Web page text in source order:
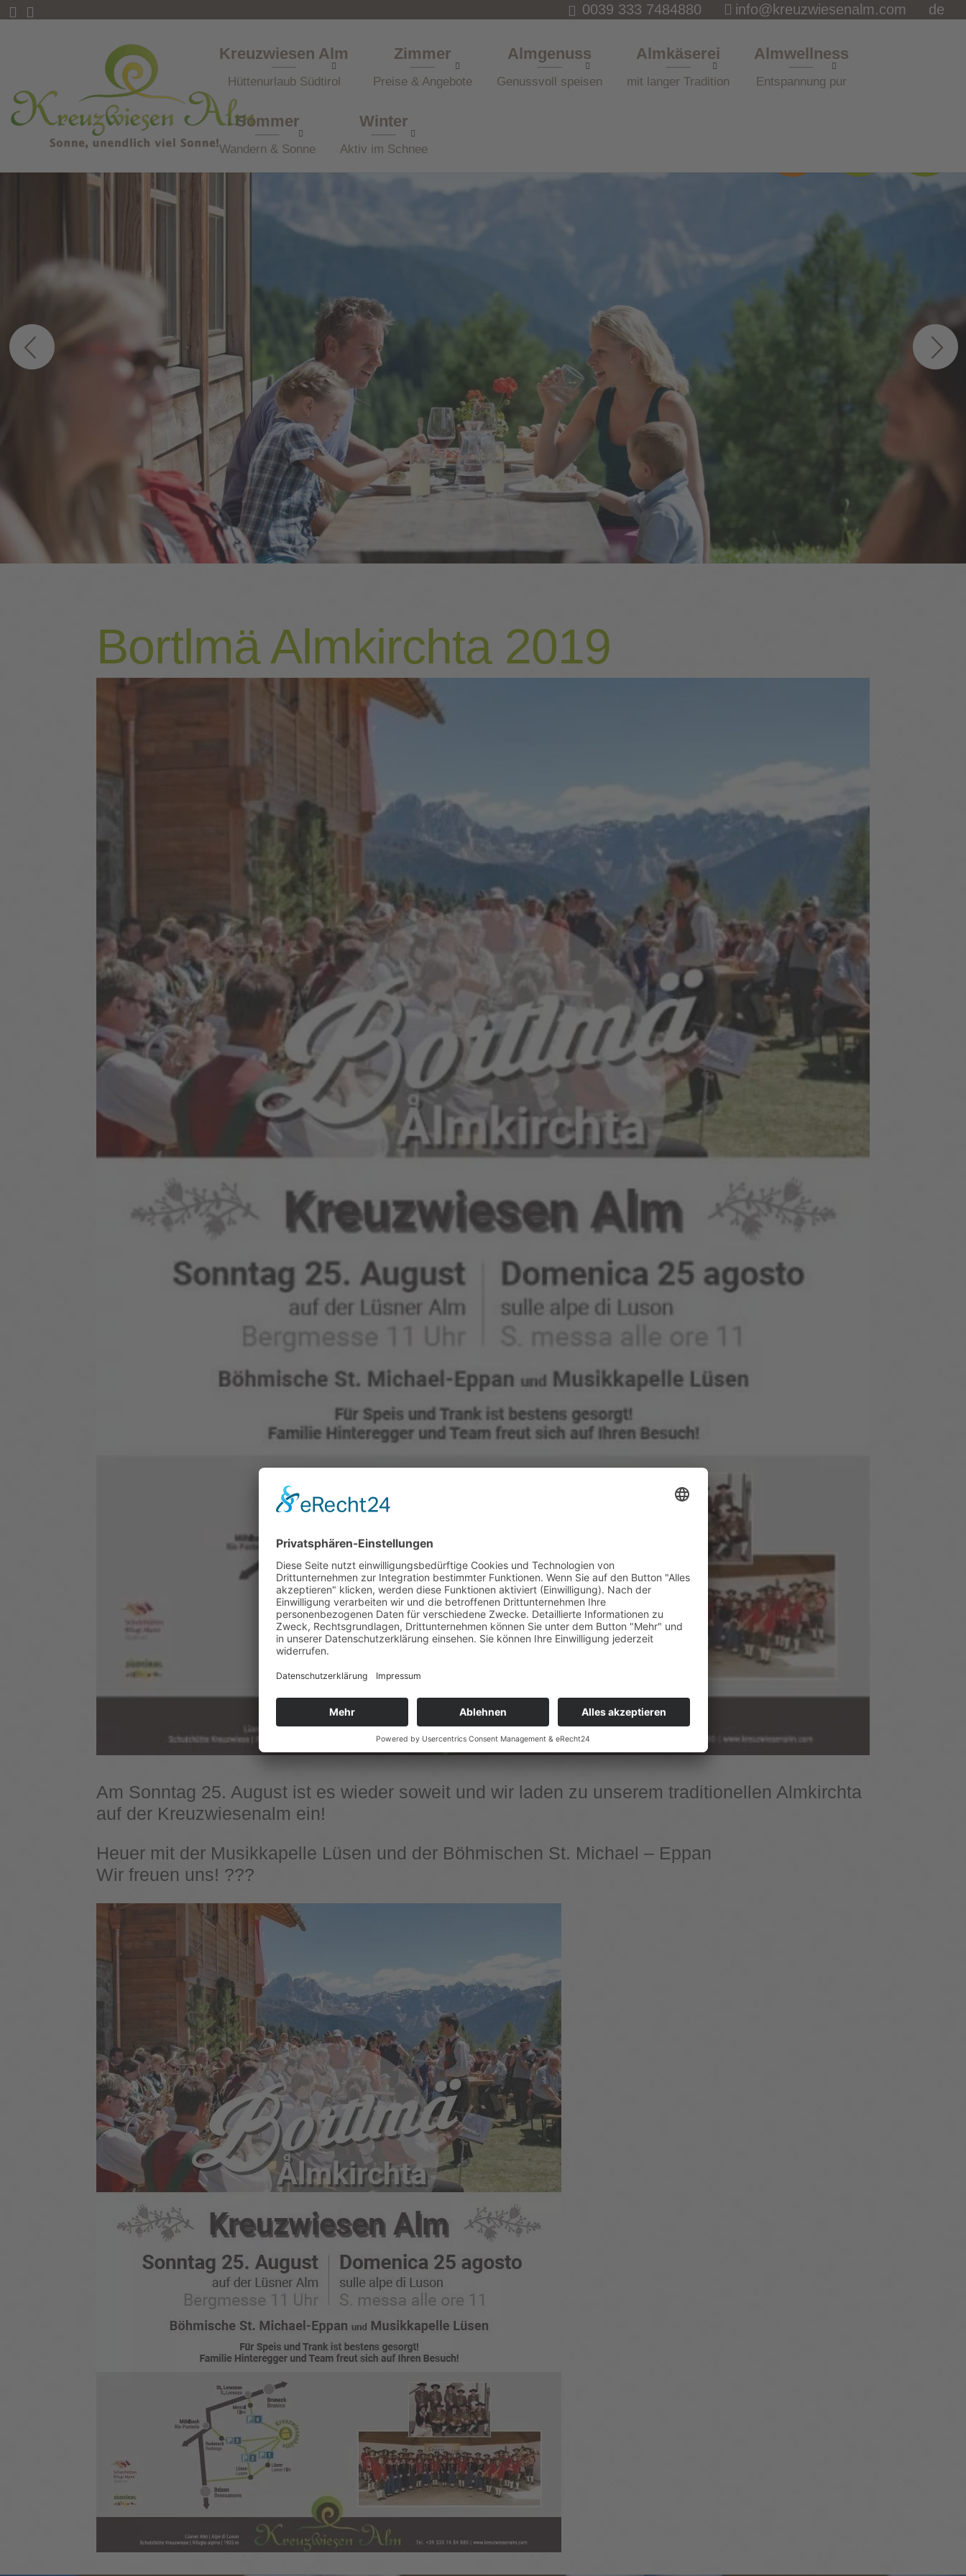
0039 333 7484880 info@kreuzwiesenalm.com de
Kreuzwiesen Alm
Hüttenurlaub Südtirol
Zimmer
Preise & Angebote
Almgenuss
Genussvoll speisen
Almkäserei
mit langer Tradition
Almwellness
Entspannung pur
Sommer
Wandern & Sonne
Winter
Aktiv im Schnee
Bortlmä Almkirchta 2019
Am Sonntag 25. August ist es wieder soweit und wir laden zu unserem traditionellen Almkirchta
auf der Kreuzwiesenalm ein!
Heuer mit der Musikkapelle Lüsen und der Böhmischen St. Michael – Eppan
Wir freuen uns! ???